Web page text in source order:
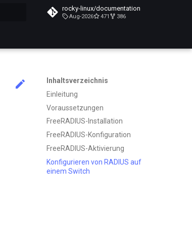
rocky-linux/documentation
Aug-2026 471 386
Inhaltsverzeichnis
Einleitung
Voraussetzungen
FreeRADIUS-Installation
FreeRADIUS-Konfiguration
FreeRADIUS-Aktivierung
Konfigurieren von RADIUS auf
einem Switch